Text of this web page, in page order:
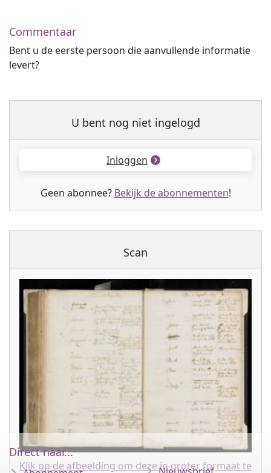
Commentaar
Bent u de eerste persoon die aanvullende informatie
levert?
U bent nog niet ingelogd
Inloggen
Geen abonnee? Bekijk de abonnementen!
Scan
Klik op de afbeelding om deze in groter formaat te
Direct naar...